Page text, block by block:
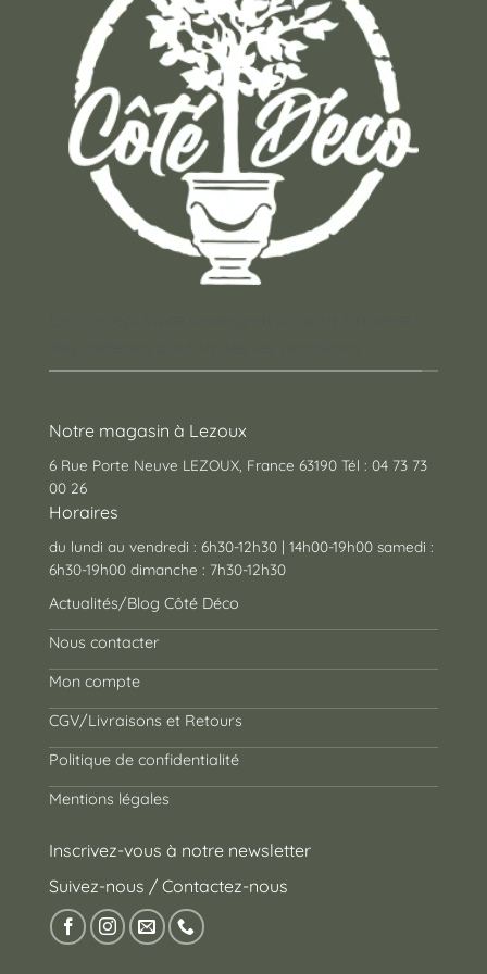
choisies
page
du
produit
Notre magasin à Lezoux
6 Rue Porte Neuve LEZOUX, France 63190 Tél : 04 73 73
00 26
Horaires
du lundi au vendredi : 6h30-12h30 | 14h00-19h00 samedi :
6h30-19h00 dimanche : 7h30-12h30
Actualités/Blog Côté Déco
Nous contacter
Mon compte
CGV/Livraisons et Retours
Politique de confidentialité
Mentions légales
Inscrivez-vous à notre newsletter
Suivez-nous / Contactez-nous